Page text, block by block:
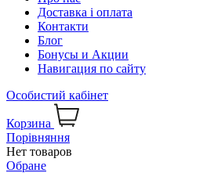
Доставка і оплата
Контакти
Блог
Бонусы и Акции
Навигация по сайту
Особистий кабінет
Корзина
Порівняння
Нет товаров
Обране